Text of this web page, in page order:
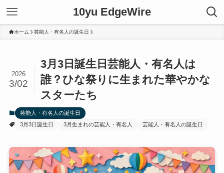
10yu EdgeWire
ホーム 芸能人・有名人の誕生日
3月3日誕生日芸能人・有名人は
誰？ひな祭りに生まれた華やかな
スターたち
2026
3/02
芸能人・有名人の誕生日
3月3日誕生日
3月生まれの芸能人・有名人 芸能人・有名人の誕生日